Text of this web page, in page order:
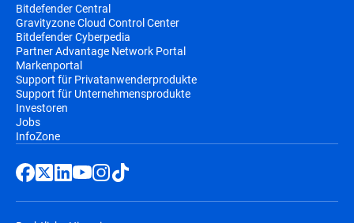
Bitdefender Central
Gravityzone Cloud Control Center
Bitdefender Cyberpedia
Partner Advantage Network Portal
Markenportal
Support für Privatanwenderprodukte
Support für Unternehmensprodukte
Investoren
Jobs
InfoZone